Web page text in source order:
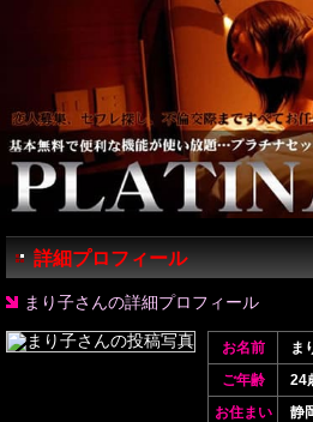
詳細プロフィール
まり子さんの詳細プロフィール
お名前 ま
ご年齢
24
お住まい
静